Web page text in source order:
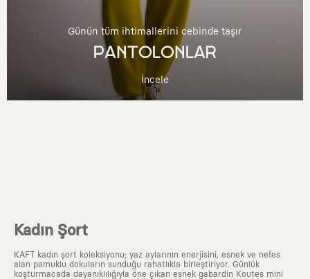
Günün tüm ihtimallerini cebinde taşır
PANTOLONLAR
İncele
Kadın Şort
KAFT kadın şort koleksiyonu; yaz aylarının enerjisini, esnek ve nefes
alan pamuklu dokuların sunduğu rahatlıkla birleştiriyor. Günlük
koşturmacada dayanıklılığıyla öne çıkan esnek gabardin Koutes mini